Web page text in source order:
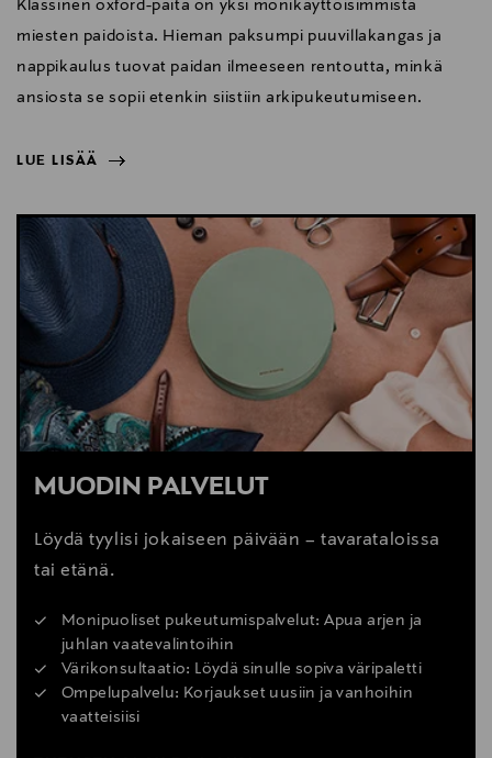
Klassinen oxford-paita on yksi monikäyttöisimmistä
miesten paidoista. Hieman paksumpi puuvillakangas ja
nappikaulus tuovat paidan ilmeeseen rentoutta, minkä
ansiosta se sopii etenkin siistiin arkipukeutumiseen.
LUE LISÄÄ
LUE LISÄÄ
MUODIN PALVELUT
Löydä tyylisi jokaiseen päivään – tavarataloissa
tai etänä.
Monipuoliset pukeutumispalvelut: Apua arjen ja
juhlan vaatevalintoihin
Värikonsultaatio: Löydä sinulle sopiva väripaletti
Ompelupalvelu: Korjaukset uusiin ja vanhoihin
vaatteisiisi